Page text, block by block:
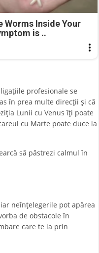
Worms Inside Your
is ..
profesionale se
în prea multe direcții și că
Lunii cu Venus îți poate
cu Marte poate duce la
să păstrezi calmul în
neînțelegerile pot apărea
de obstacole în
care te ia prin